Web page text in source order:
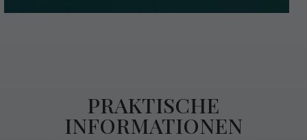
PRAKTISCHE
INFORMATIONEN